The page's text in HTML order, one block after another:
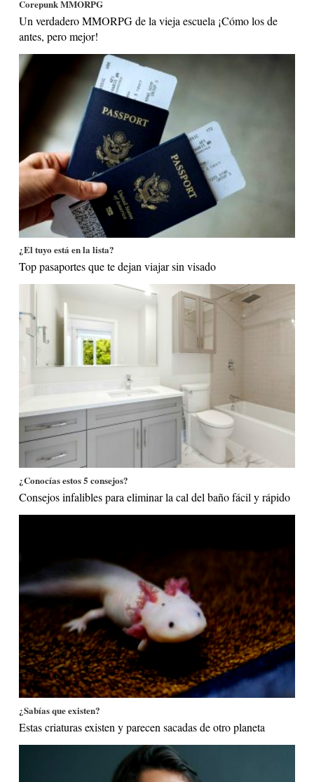
Corepunk MMORPG
Un verdadero MMORPG de la vieja escuela ¡Cómo los de
antes, pero mejor!
¿El tuyo está en la lista?
Top pasaportes que te dejan viajar sin visado
¿Conocías estos 5 consejos?
Consejos infalibles para eliminar la cal del baño fácil y rápido
¿Sabías que existen?
Estas criaturas existen y parecen sacadas de otro planeta